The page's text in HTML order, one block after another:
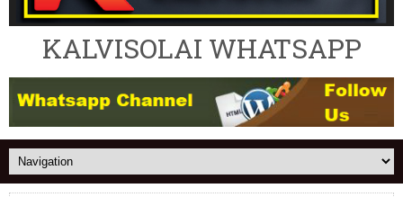
KALVISOLAI WHATSAPP